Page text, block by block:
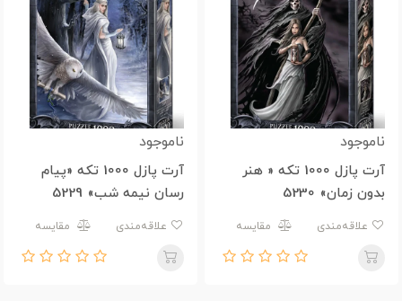
ناموجود
آرت پازل 1000 تکه « هنر
بدون زمان» 5230
مقایسه
ناموجود
آرت پازل 1000 تکه «پیام
رسان نیمه شب» 5229
مقایسه